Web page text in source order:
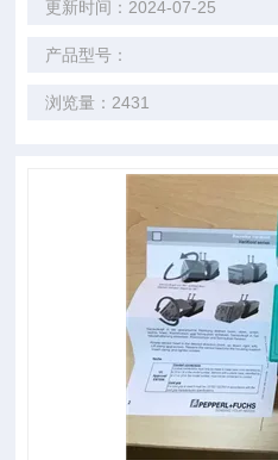
更新时间：2024-07-25
产品型号：
浏览量：2431